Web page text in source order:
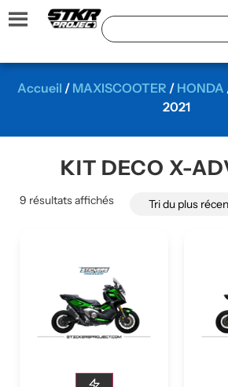
Accueil / MAXISCOOTER / HONDA
2021
KIT DECO X-
9 résultats affichés